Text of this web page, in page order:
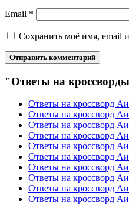
Email *
Сохранить моё имя, email
"Ответы на
Ответы на кроссворд
Ответы на кроссворд
Ответы на кроссворд
Ответы на кроссворд
Ответы на кроссворд
Ответы на кроссворд
Ответы на кроссворд
Ответы на кроссворд
Ответы на кроссворд
Ответы на кроссворд